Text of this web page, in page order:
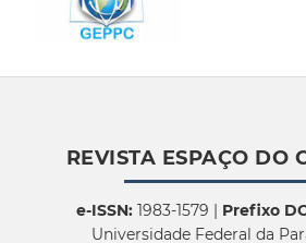
REVISTA ESPAÇO DO
e-ISSN:1983-1579 | Prefixo
Universidade Federal da